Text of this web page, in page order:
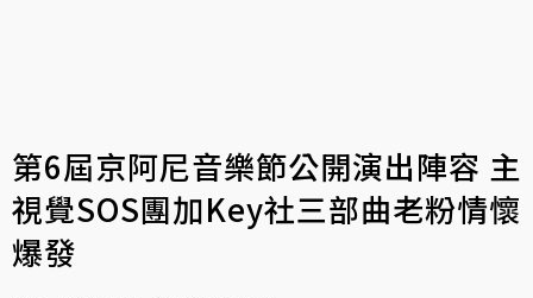
第6屆京阿尼音樂節公開演出陣容 主
視覺SOS團加Key社三部曲老粉情懷
爆發